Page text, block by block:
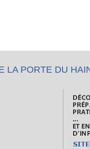
LA PORTE DU